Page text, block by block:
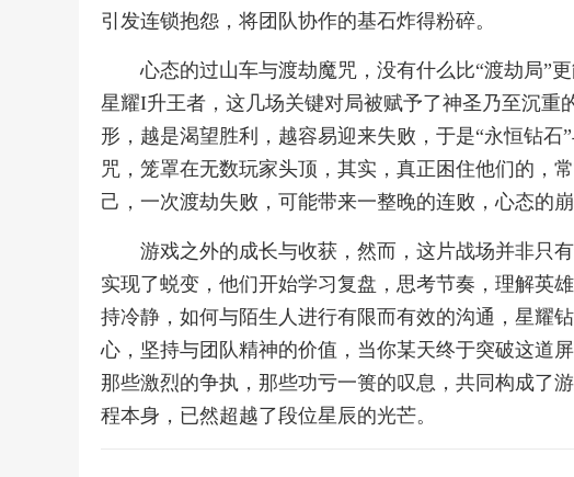
引发连锁抱怨，将团队协作的基石炸得粉碎。
心态的过山车与渡劫魔咒，没有什么比“渡劫局”
星耀I升王者，这几场关键对局被赋予了神圣乃至沉重
形，越是渴望胜利，越容易迎来失败，于是“永恒钻石
咒，笼罩在无数玩家头顶，其实，真正困住他们的，
己，一次渡劫失败，可能带来一整晚的连败，心态的
游戏之外的成长与收获，然而，这片战场并非只
实现了蜕变，他们开始学习复盘，思考节奏，理解英
持冷静，如何与陌生人进行有限而有效的沟通，星耀
心，坚持与团队精神的价值，当你某天终于突破这道
那些激烈的争执，那些功亏一篑的叹息，共同构成了
程本身，已然超越了段位星辰的光芒。